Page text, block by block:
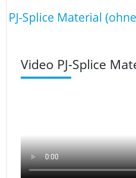
PJ-Splice Material
Video PJ-Splice